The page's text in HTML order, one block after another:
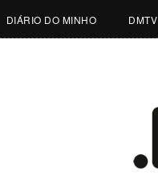
DIÁRIO DO MINHO DMTV